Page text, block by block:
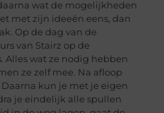
wat de mogelijkheden
met zijn ideeën eens, dan
Op de dag van de
van Stairz op de
Alles wat ze nodig hebben
ze zelf mee. Na afloop
kun je met je eigen
je eindelijk alle spullen